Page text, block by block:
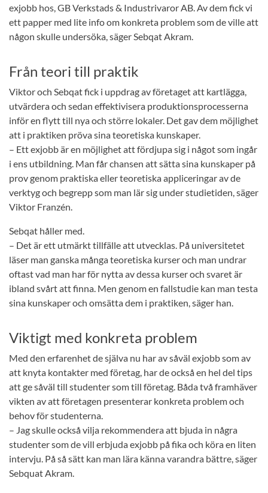
exjobb hos, GB Verkstads & Industrivaror AB. Av dem fick vi
ett papper med lite info om konkreta problem som de ville att
någon skulle undersöka, säger Sebqat Akram.
Från teori till praktik
Viktor och Sebqat fick i uppdrag av företaget att kartlägga,
utvärdera och sedan effektivisera produktionsprocesserna
inför en flytt till nya och större lokaler. Det gav dem möjlighet
att i praktiken pröva sina teoretiska kunskaper.
– Ett exjobb är en möjlighet att fördjupa sig i något som ingår
i ens utbildning. Man får chansen att sätta sina kunskaper på
prov genom praktiska eller teoretiska appliceringar av de
verktyg och begrepp som man lär sig under studietiden, säger
Viktor Franzén.
Sebqat håller med.
– Det är ett utmärkt tillfälle att utvecklas. På universitetet
läser man ganska många teoretiska kurser och man undrar
oftast vad man har för nytta av dessa kurser och svaret är
ibland svårt att finna. Men genom en fallstudie kan man testa
sina kunskaper och omsätta dem i praktiken, säger han.
Viktigt med konkreta problem
Med den erfarenhet de själva nu har av såväl exjobb som av
att knyta kontakter med företag, har de också en hel del tips
att ge såväl till studenter som till företag. Båda två framhäver
vikten av att företagen presenterar konkreta problem och
behov för studenterna.
– Jag skulle också vilja rekommendera att bjuda in några
studenter som de vill erbjuda exjobb på fika och köra en liten
intervju. På så sätt kan man lära känna varandra bättre, säger
Sebquat Akram.